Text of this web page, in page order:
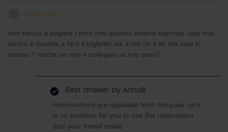
chiaradev
non riesco a pagare i treni che devono essere riservati. una mia
amica è riuscita a fare il biglietto sia a me ch a lei ma vale lo
stesso ? anche se non è collegato al mio pass?
Best answer by AnnaB
Reservations are separate from the pass so it
is no problem for you to use the reservation
that your friend made.